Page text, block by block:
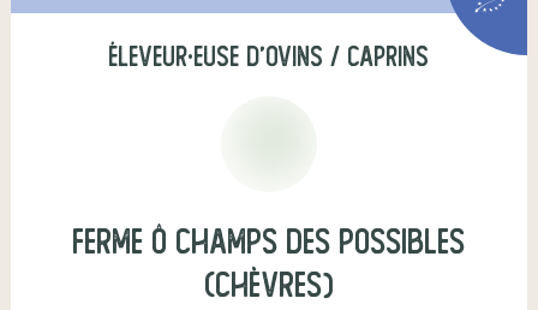
éleveur·euse d'ovins / caprins
Ferme Ô champs des possibles
(chèvres)